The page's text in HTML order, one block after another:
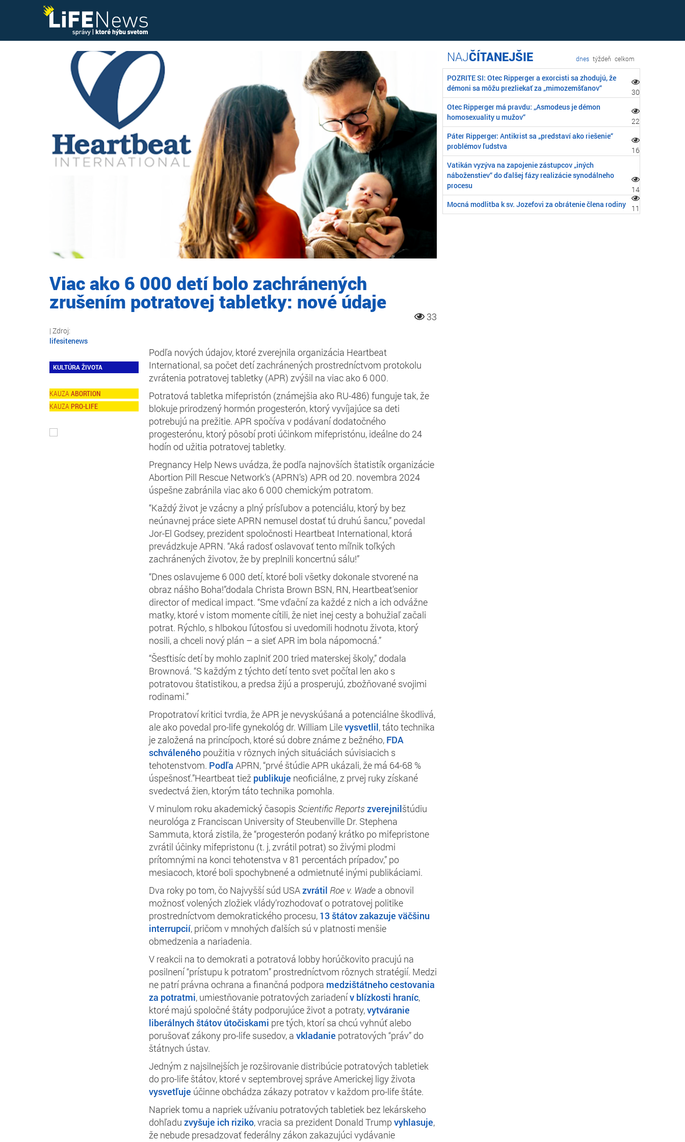
Viac ako 6 000 detí bolo zachránených
zrušením potratovej tabletky: nové údaje
33
lifesitenews
KULTÚRA ŽIVOTA
ABORTION
PRO-LIFE
Podľa nových údajov, ktoré zverejnila organizácia Heartbeat
International, sa počet detí zachránených prostredníctvom protokolu
zvrátenia potratovej tabletky (APR) zvýšil na viac ako 6 000.
Potratová tabletka mifepristón (známejšia ako RU-486) funguje tak, že
blokuje prirodzený hormón progesterón, ktorý vyvíjajúce sa deti
potrebujú na prežitie. APR spočíva v podávaní dodatočného
progesterónu, ktorý pôsobí proti účinkom mifepristónu, ideálne do 24
hodín od užitia potratovej tabletky.
Pregnancy Help News uvádza, že podľa najnovších štatistík organizácie
Abortion Pill Rescue Network’s (APRN’s) APR od 20. novembra 2024
úspešne zabránila viac ako 6 000 chemickým potratom.
“Každý život je vzácny a plný prísľubov a potenciálu, ktorý by bez
neúnavnej práce siete APRN nemusel dostať tú druhú šancu,” povedal
Jor-El Godsey, prezident spoločnosti Heartbeat International, ktorá
prevádzkuje APRN. “Aká radosť oslavovať tento míľnik toľkých
zachránených životov, že by preplnili koncertnú sálu!”
“Dnes oslavujeme 6 000 detí, ktoré boli všetky dokonale stvorené na
obraz nášho Boha!”dodala Christa Brown BSN, RN, Heartbeat’senior
director of medical impact. “Sme vďační za každé z nich a ich odvážne
matky, ktoré v istom momente cítili, že niet inej cesty a bohužiaľ začali
potrat. Rýchlo, s hlbokou ľútosťou si uvedomili hodnotu života, ktorý
nosili, a chceli nový plán – a sieť APR im bola nápomocná.”
“Šesťtisíc detí by mohlo zaplniť 200 tried materskej školy,” dodala
Brownová. “S každým z týchto detí tento svet počítal len ako s
potratovou štatistikou, a predsa žijú a prosperujú, zbožňované svojimi
rodinami.”
Propotratoví kritici tvrdia, že APR je nevyskúšaná a potenciálne škodlivá,
ale ako povedal pro-life gynekológ dr. William Lilevysvetlil, táto technika
je založená na princípoch, ktoré sú dobre známe z bežného, FDA
schváleného použitia v rôznych iných situáciách súvisiacich s
tehotenstvom. Podľa APRN, “prvé štúdie APR ukázali, že má 64-68 %
úspešnosť.”Heartbeat tiež publikuje neoficiálne, z prvej ruky získané
svedectvá žien, ktorým táto technika pomohla.
V minulom roku akademický časopis Scientific Reports zverejnilštúdiu
neurológa z Franciscan University of Steubenville Dr. Stephena
Sammuta, ktorá zistila, že “progesterón podaný krátko po mifepristone
zvrátil účinky mifepristonu (t. j, zvrátil potrat) so živými plodmi
prítomnými na konci tehotenstva v 81 percentách prípadov,” po
mesiacoch, ktoré boli spochybnené a odmietnuté inými publikáciami.
Dva roky po tom, čo Najvyšší súd USAzvrátil Roe v. Wade a obnovil
možnosť volených zložiek vlády’rozhodovať o potratovej politike
prostredníctvom demokratického procesu, 13 štátov zakazuje väčšinu
interrupcií, pričom v mnohých ďalších sú v platnosti menšie
obmedzenia a nariadenia.
V reakcii na to demokrati a potratová lobby horúčkovito pracujú na
posilnení “prístupu k potratom” prostredníctvom rôznych stratégií. Medzi
ne patrí právna ochrana a finančná podpora medzištátneho cestovania
za potratmi, umiestňovanie potratových zariadenív blízkosti hraníc,
ktoré majú spoločné štáty podporujúce život a potraty,vytváranie
liberálnych štátov útočiskami pre tých, ktorí sa chcú vyhnúť alebo
porušovať zákony pro-life susedov, a vkladanie potratových “práv” do
štátnych ústav.
Jedným z najsilnejších je rozširovanie distribúcie potratových tabletiek
do pro-life štátov, ktoré v septembrovej správe Americkej ligy života
vysvetľuje účinne obchádza zákazy potratov v každom pro-life štáte.
Napriek tomu a napriek užívaniu potratových tabletiek bez lekárskeho
dohľadu zvyšuje ich riziko, vracia sa prezident Donald Trump vyhlasuje,
že nebude presadzovať federálny zákon zakazujúci vydávanie
ČÍTANEJŠIE dnes týždeň celkom
POZRITE SI: Otec Ripperger a exorcisti sa zhodujú, že
démoni sa môžu prezliekať za „mimozemšťanov“
30
Otec Ripperger má pravdu: „Asmodeus je démon
homosexuality u mužov“
22
Páter Ripperger: Antikrist sa „predstaví ako riešenie“
problémov ľudstva
16
Vatikán vyzýva na zapojenie zástupcov „iných
náboženstiev“ do ďalšej fázy realizácie synodálneho
procesu
14
Mocná modlitba k sv. Jozefovi za obrátenie člena rodiny
11